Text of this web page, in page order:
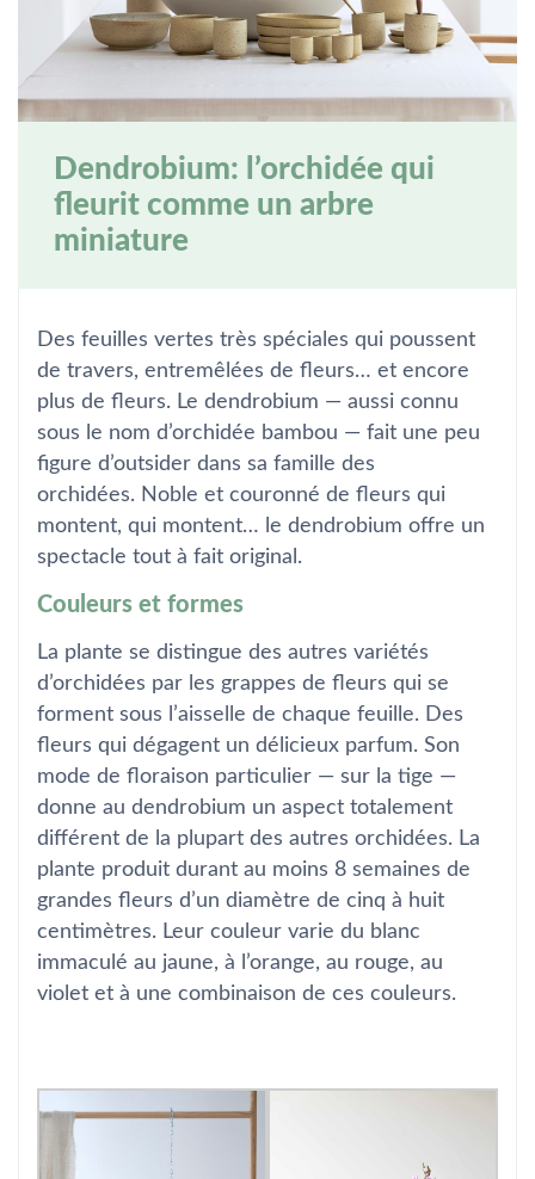
Dendrobium: l’orchidée qui
fleurit comme un arbre
miniature
Des feuilles vertes très spéciales qui poussent
de travers, entremêlées de fleurs… et encore
plus de fleurs. Le dendrobium — aussi connu
sous le nom d’orchidée bambou — fait une peu
figure d’outsider dans sa famille des
orchidées. Noble et couronné de fleurs qui
montent, qui montent… le dendrobium offre un
spectacle tout à fait original.
Couleurs et formes
La plante se distingue des autres variétés
d’orchidées par les grappes de fleurs qui se
forment sous l’aisselle de chaque feuille. Des
fleurs qui dégagent un délicieux parfum. Son
mode de floraison particulier — sur la tige —
donne au dendrobium un aspect totalement
différent de la plupart des autres orchidées. La
plante produit durant au moins 8 semaines de
grandes fleurs d’un diamètre de cinq à huit
centimètres. Leur couleur varie du blanc
immaculé au jaune, à l’orange, au rouge, au
violet et à une combinaison de ces couleurs.